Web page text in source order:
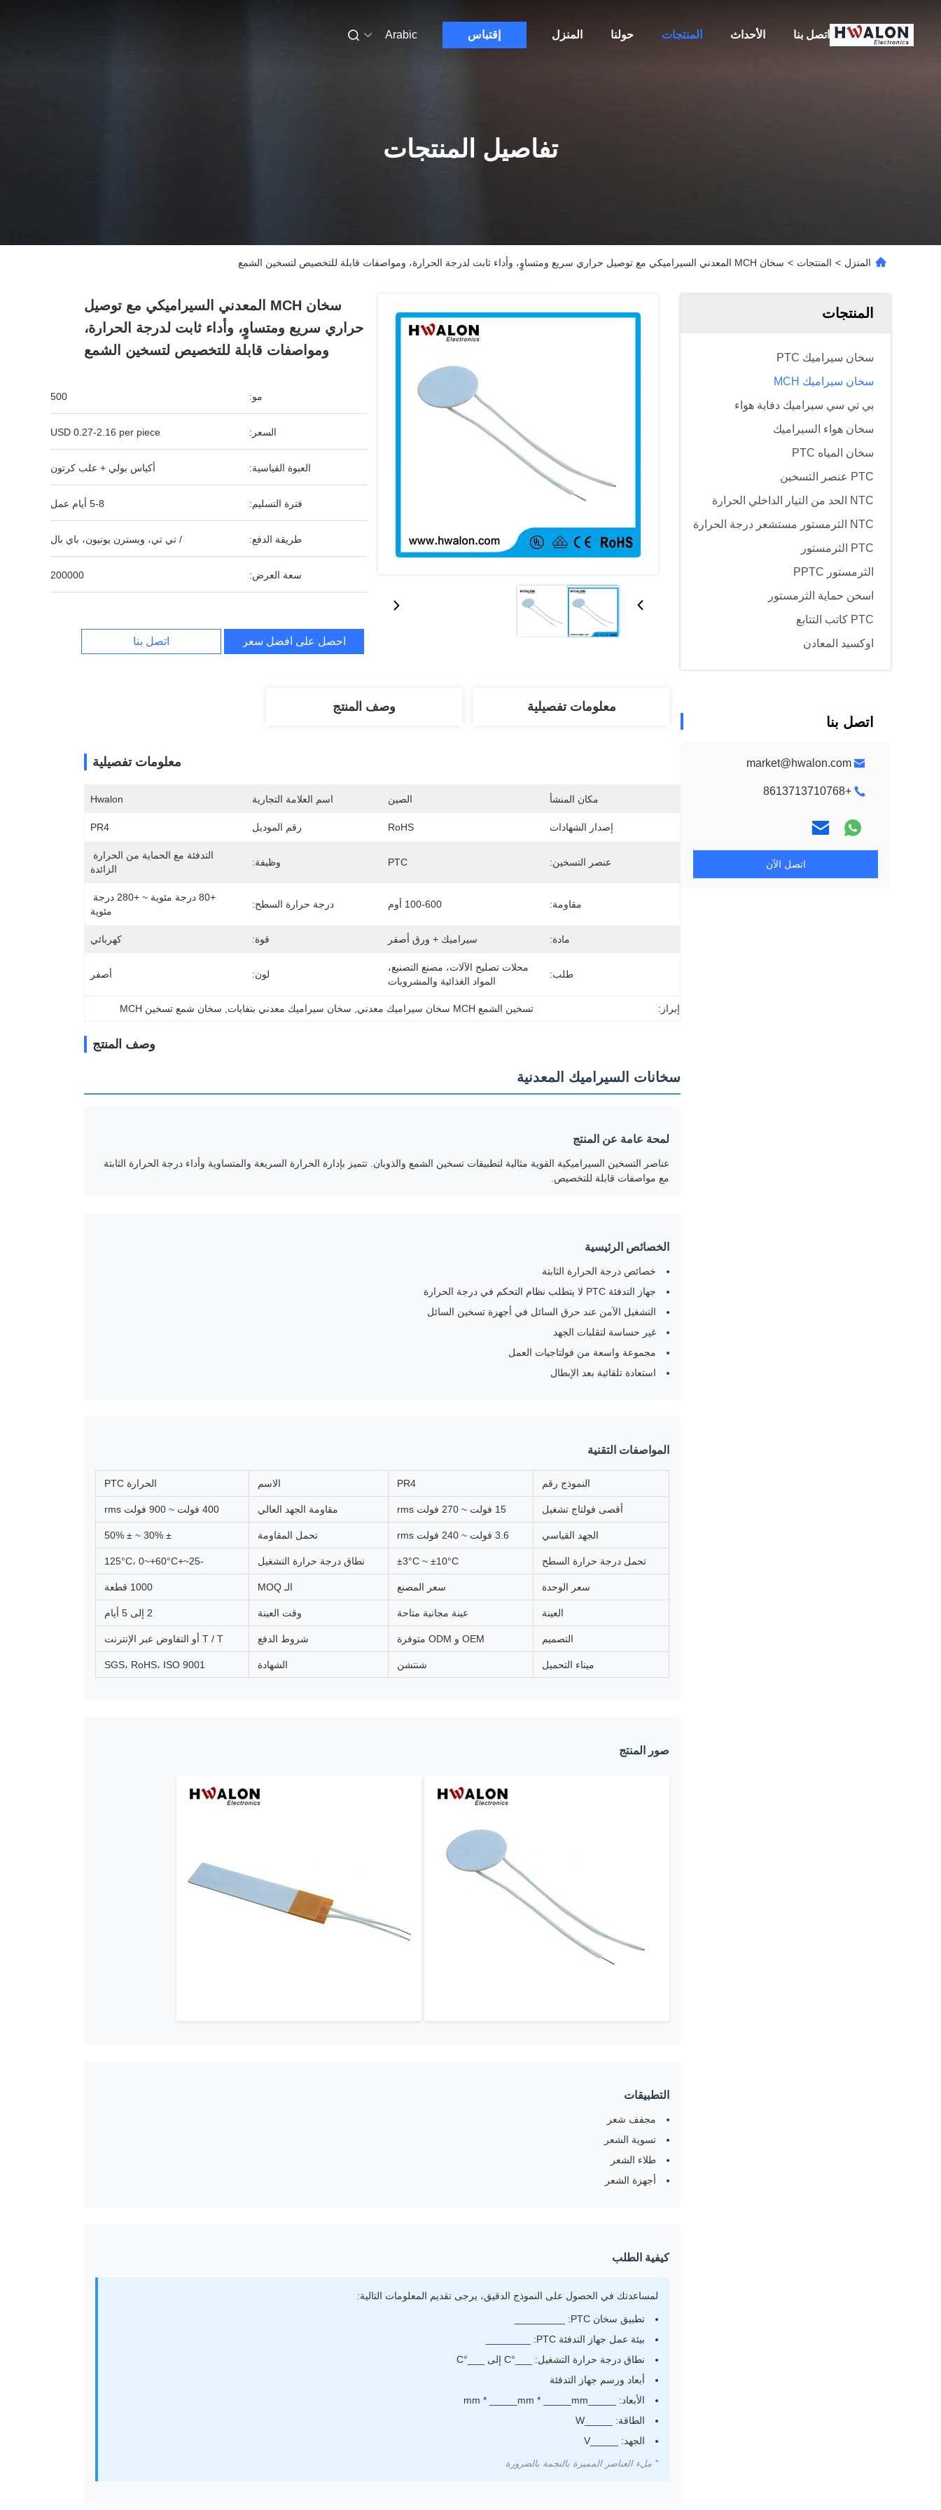
المنزل حولنا المنتجات الأحداث اتصل بنا إقتباس Arabic
تفاصيل المنتجات
المنزل > المنتجات > سخان MCH المعدني السيراميكي مع توصيل حراري سريع ومتساوٍ، وأداء ثابت لدرجة الحرارة، ومواصفات قابلة للتخصيص لتسخين الشمع
المنتجات
سخان سيراميك PTC
سخان سيراميك MCH
بي تي سي سيراميك دفاية هواء
سخان هواء السيراميك
سخان المياه PTC
PTC عنصر التسخين
NTC الحد من التيار الداخلي الحرارة
NTC الثرمستور مستشعر درجة الحرارة
PTC الثرمستور
الثرمستور PPTC
اسخن حماية الثرمستور
PTC كاتب التتابع
اوكسيد المعادن
اتصل بنا
market@hwalon.com
+8613713710768
اتصل الآن
سخان MCH المعدني السيراميكي مع توصيل
حراري سريع ومتساوٍ، وأداء ثابت لدرجة الحرارة،
ومواصفات قابلة للتخصيص لتسخين الشمع
مو: 500
السعر: USD 0.27-2.16 per piece
العبوة القياسية: أكياس بولي + علب كرتون
فترة التسليم: 5-8 أيام عمل
طريقة الدفع: / تي تي، ويسترن يونيون، باي بال
سعة العرض: 200000
احصل على أفضل سعر اتصل بنا
معلومات تفصيلية وصف المنتج
معلومات تفصيلية
مكان المنشأ الصين اسم العلامة التجارية Hwalon
إصدار الشهادات RoHS رقم الموديل PR4
عنصر التسخين: PTC وظيفة:
الزائدة
مقاومة: 100-600 أوم درجة حرارة السطح:
مئوية
مادة: سيراميك + ورق أصفر قوة: كهربائي
طلب:
المواد الغذائية والمشروبات
لون: أصفر
إبراز: تسخين الشمع MCH سخان سيراميك معدني سخان سيراميك معدني بنفايات سخان شمع تسخين MCH
وصف المنتج
سخانات السيراميك المعدنية
لمحة عامة عن المنتج
عناصر التسخين السيراميكية القوية مثالية لتطبيقات تسخين الشمع والذوبان. تتميز بإدارة الحرارة السريعة والمتساوية وأداء درجة الحرارة الثابتة
مع مواصفات قابلة للتخصيص.
الخصائص الرئيسية
خصائص درجة الحرارة الثابتة
جهاز التدفئة PTC لا يتطلب نظام التحكم في درجة الحرارة
التشغيل الآمن عند حرق السائل في أجهزة تسخين السائل
غير حساسة لتقلبات الجهد
مجموعة واسعة من فولتاجيات العمل
استعادة تلقائية بعد الإبطال
المواصفات التقنية
النموذج رقم PR4 الاسم الحرارة PTC
أقصى فولتاج تشغيل 15 فولت ~ 270 فولت rms مقاومة الجهد العالي 400 فولت ~ 900 فولت rms
الجهد القياسي 3.6 فولت ~ 240 فولت rms تحمل المقاومة ± 30% ~ ± 50%
تحمل درجة حرارة السطح ±3°C ~ ±10°C نطاق درجة حرارة التشغيل -25~+125°C، 0~+60°C
سعر الوحدة سعر المصنع الـ MOQ 1000 قطعة
العينة عينة مجانية متاحة وقت العينة 2 إلى 5 أيام
التصميم OEM و ODM متوفرة شروط الدفع T / T أو التفاوض عبر الإنترنت
ميناء التحميل شنتشن الشهادة SGS، RoHS، ISO 9001
صور المنتج
التطبيقات
مجفف شعر
تسوية الشعر
طلاء الشعر
أجهزة الشعر
كيفية الطلب
لمساعدتك في الحصول على النموذج الدقيق، يرجى تقديم المعلومات التالية:
تطبيق سخان PTC: _________
بيئة عمل جهاز التدفئة PTC: ________
نطاق درجة حرارة التشغيل: ___°C إلى ___°C
أبعاد ورسم جهاز التدفئة
الأبعاد: _____mm * _____mm * _____mm
الطاقة: _____W
الجهد: _____V
* ملء العناصر المميزة بالنجمة بالضرورة